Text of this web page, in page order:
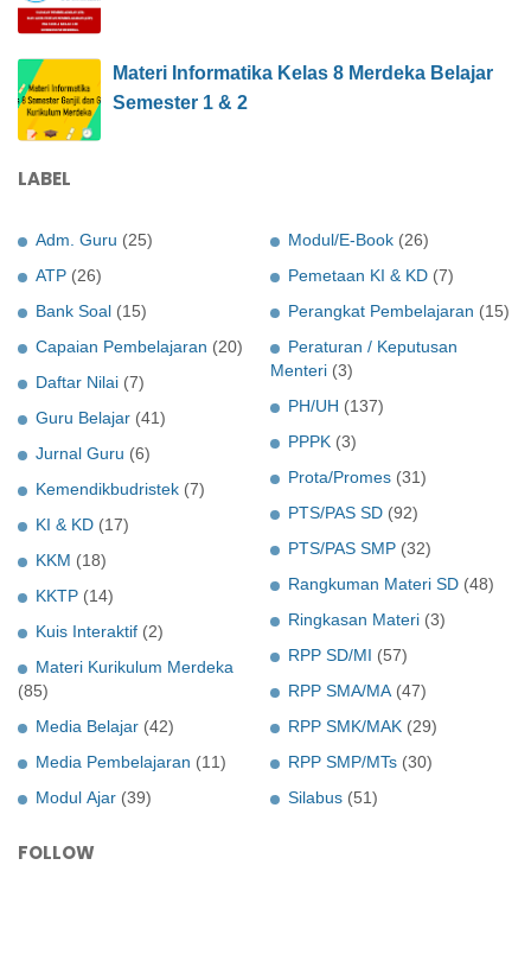
Materi Informatika Kelas 8 Merdeka Belajar
Semester 1 & 2
LABEL
Adm. Guru (25)
ATP (26)
Bank Soal (15)
Capaian Pembelajaran (20)
Daftar Nilai (7)
Guru Belajar (41)
Jurnal Guru (6)
Kemendikbudristek (7)
KI & KD (17)
KKM (18)
KKTP (14)
Kuis Interaktif (2)
Materi Kurikulum Merdeka
(85)
Media Belajar (42)
Media Pembelajaran (11)
Modul Ajar (39)
Modul/E-Book (26)
Pemetaan KI & KD (7)
Perangkat Pembelajaran (15)
Peraturan / Keputusan
Menteri (3)
PH/UH (137)
PPPK (3)
Prota/Promes (31)
PTS/PAS SD (92)
PTS/PAS SMP (32)
Rangkuman Materi SD (48)
Ringkasan Materi (3)
RPP SD/MI (57)
RPP SMA/MA (47)
RPP SMK/MAK (29)
RPP SMP/MTs (30)
Silabus (51)
FOLLOW